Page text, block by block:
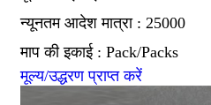
न्यूनतम आदेश मात्रा : 25000
माप की इकाई : Pack/Packs
मूल्य/उद्धरण प्राप्त करें